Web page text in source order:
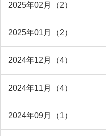
2025年02月（2）
2025年01月（2）
2024年12月（4）
2024年11月（4）
2024年09月（1）